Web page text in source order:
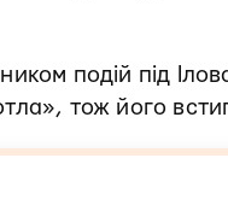
подій під
тож його